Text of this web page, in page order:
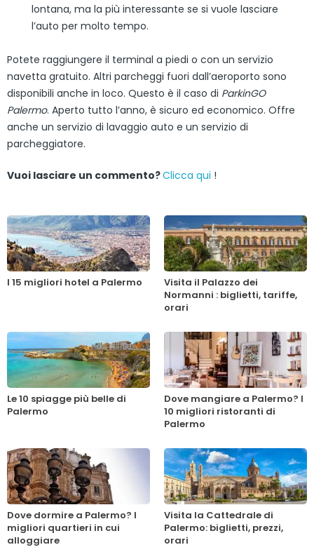
lontana, ma la più interessante se si vuole lasciare
l’auto per molto tempo.
Potete raggiungere il terminal a piedi o con un servizio
navetta gratuito. Altri parcheggi fuori dall’aeroporto sono
disponibili anche in loco. Questo è il caso di ParkinGO
Palermo. Aperto tutto l’anno, è sicuro ed economico. Offre
anche un servizio di lavaggio auto e un servizio di
parcheggiatore.
Vuoi lasciare un commento?Clicca qui !
I 15 migliori hotel a Palermo
Visita il Palazzo dei
Normanni : biglietti, tariffe,
orari
Le 10 spiagge più belle di
Palermo
Dove mangiare a Palermo? I
10 migliori ristoranti di
Palermo
Dove dormire a Palermo? I
migliori quartieri in cui
alloggiare
Visita la Cattedrale di
Palermo: biglietti, prezzi,
orari